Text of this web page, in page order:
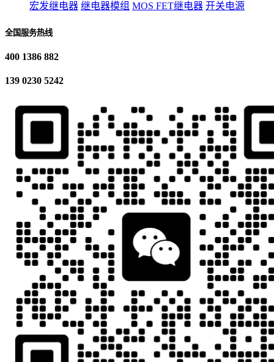
宏发继电器 继电器模组 MOS FET继电器 开关电源
全国服务热线
400 1386 882
139 0230 5242